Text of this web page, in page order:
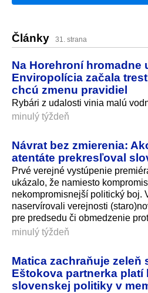
Články 31. strana
Na Horehroní hromadne
Enviropolícia začala
chcú zmenu pravidiel
Rybári z udalosti vinia malú
minulý týždeň
Návrat bez zmierenia:
atentáte prekresľoval
Prvé verejné vystúpenie
ukázalo, že namiesto
nekompromisnejší politický boj.
naservírovali verejnosti
pre predsedu či obmedzenie
minulý týždeň
Matica zachraňuje zeleň
Eštokova partnerka platí
slovenskej politiky v